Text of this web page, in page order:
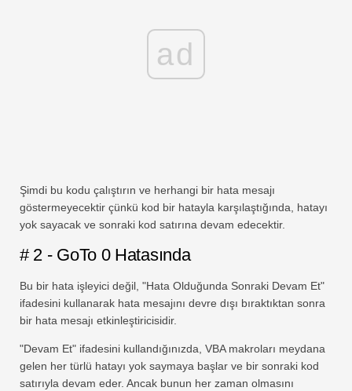
ad
Şimdi bu kodu çalıştırın ve herhangi bir hata mesajı
göstermeyecektir çünkü kod bir hatayla karşılaştığında, hatayı
yok sayacak ve sonraki kod satırına devam edecektir.
# 2 - GoTo 0 Hatasında
Bu bir hata işleyici değil, "Hata Olduğunda Sonraki Devam Et"
ifadesini kullanarak hata mesajını devre dışı bıraktıktan sonra
bir hata mesajı etkinleştiricisidir.
"Devam Et" ifadesini kullandığınızda, VBA makroları meydana
gelen her türlü hatayı yok saymaya başlar ve bir sonraki kod
satırıyla devam eder. Ancak bunun her zaman olmasını